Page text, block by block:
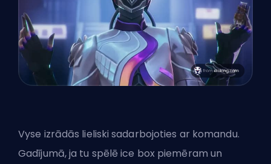
Vyse izrādās lieliski sadarbojoties ar komandu.
Gadījumā, ja tu spēlē ice box piemēram un